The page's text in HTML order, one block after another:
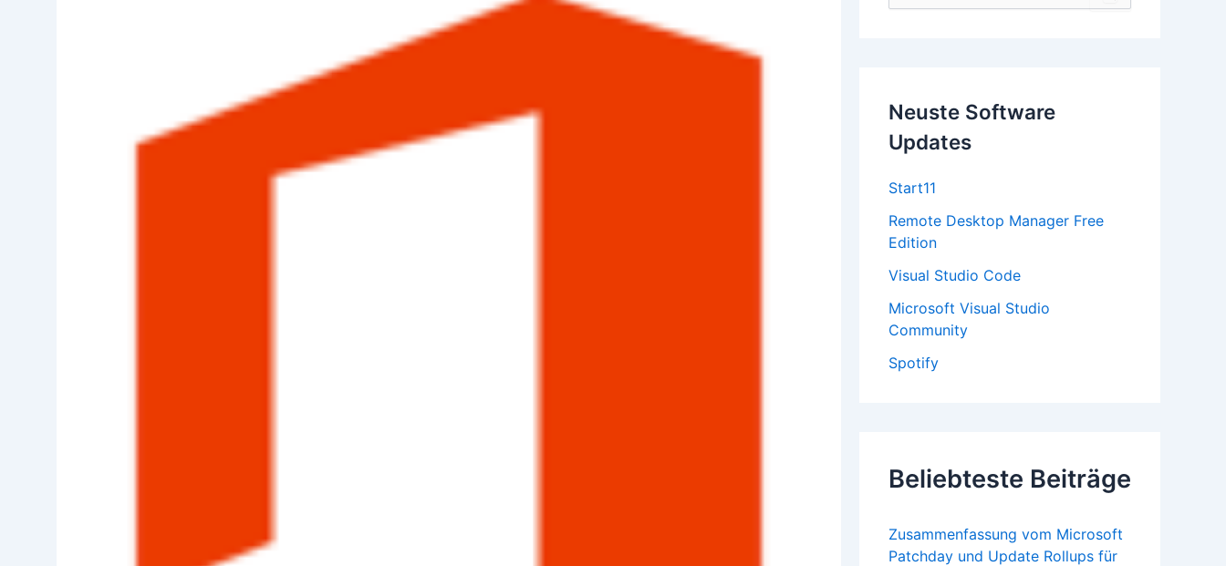
a
h
Neuste Software
Updates
Start11
Remote Desktop Manager Free
Edition
Visual Studio Code
Microsoft Visual Studio
Community
Spotify
Beliebteste Beiträge
Zusammenfassung vom Microsoft
Patchday und Update Rollups für